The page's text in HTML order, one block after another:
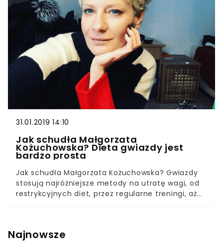
damie, a inne kobiety chcą wyglądać tak jak ona.
Przez pewien czas Katarzyna Figura walczyła z
dodatkowymi kilogramami. Niedawno aktorka
pokazała się publicznie po spektakularnej
matamorfozie – schudła ponad 20 kilogramów!
Jak to zrobiła?
31.01.2019 14:10
Jak schudła Małgorzata
Kożuchowska? Dieta gwiazdy jest
bardzo prosta
Jak schudła Małgorzata Kożuchowska? Gwiazdy
stosują najróżniejsze metody na utratę wagi, od
restrykcyjnych diet, przez regularne treningi, aż
kilogramów! Małgorzata Kożuchowska jest
Najnowsze